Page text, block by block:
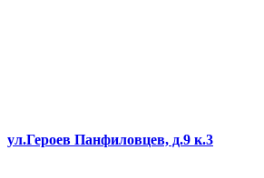
ул.Героев Панфиловцев, д.9 к.3